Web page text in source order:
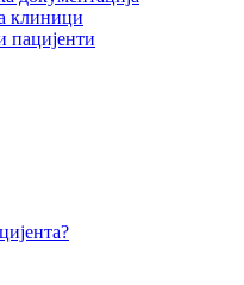
клиници
пацијенти